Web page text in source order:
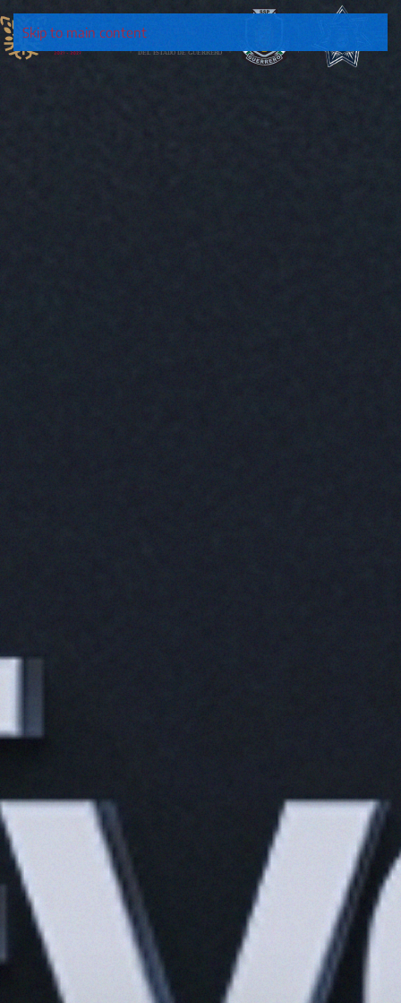
Skip to main content